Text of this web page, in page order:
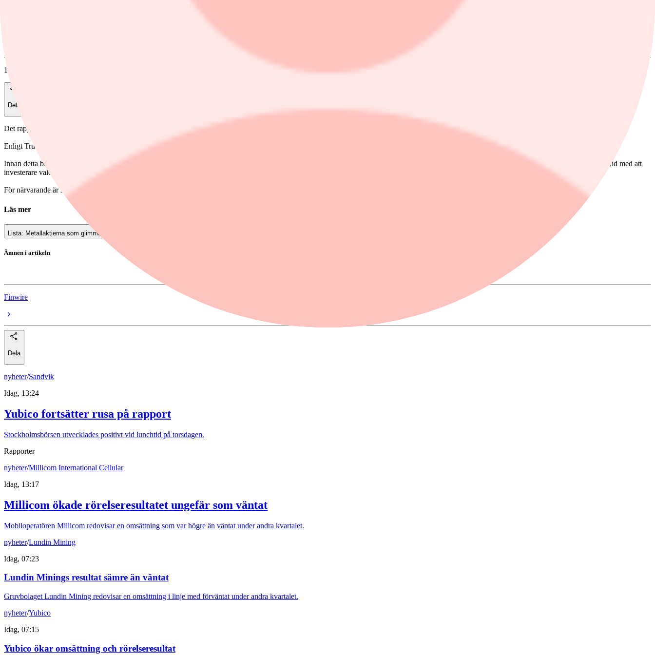
15 januari, 08:43
Dela
Det rapporterar Bloomberg News.
Enligt Trump kommer det istället att förhandlas fram bilaterala avtal för att säkerställa tillräckliga leveranser av viktiga mineraler.
Innan detta besked hade priset stigit kraftigt under de fyra föregående handelsdagarna, för att nå en ny rekordnivå på 93,75 dollar per uns. Men efter att tullarna inte realiserats föll priset rejält i samband med att
investerare valde att ta hem vinsten. Även guldet backade.
För närvarande är spotpriset på silver ned runt 3,5 procent till runt 90 dollar.
Läs mer
Lista: Metallaktierna som glimmar mest
Ämnen i artikeln
Finwire
Dela
nyheter/Sandvik
Idag, 13:24
Yubico fortsätter rusa på rapport
Stockholmsbörsen utvecklades positivt vid lunchtid på torsdagen.
Rapporter
nyheter/Millicom International Cellular
Idag, 13:17
Millicom ökade rörelseresultatet ungefär som väntat
Mobiloperatören Millicom redovisar en omsättning som var högre än väntat under andra kvartalet.
nyheter/Lundin Mining
Idag, 07:23
Lundin Minings resultat sämre än väntat
Gruvbolaget Lundin Mining redovisar en omsättning i linje med förväntat under andra kvartalet.
nyheter/Yubico
Idag, 07:15
Yubico ökar omsättning och rörelseresultat